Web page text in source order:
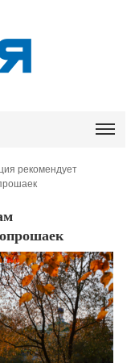
рекомендует